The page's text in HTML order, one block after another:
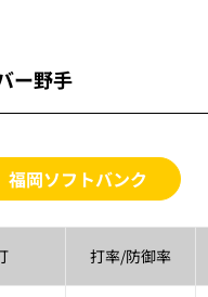
ー野手
福岡ソフトバンク
打率/防御率